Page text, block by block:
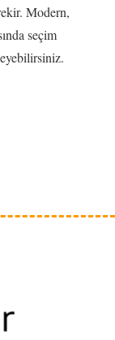
Modern,
seçim